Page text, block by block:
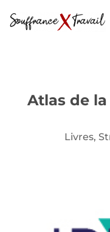
Atlas de
Livres,